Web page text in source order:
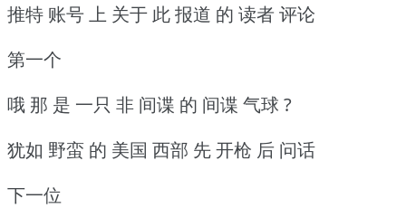
推特 账号 上 关于 此 报道 的 读者 评论
第一个
哦 那 是 一只 非 间谍 的 间谍 气球 ?
犹如 野蛮 的 美国 西部 先 开枪 后 问话
下一位